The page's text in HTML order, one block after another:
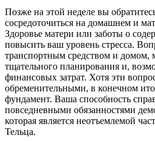
Позже на этой неделе вы
сосредоточиться на домашнем и
Здоровье матери или заботы о
повысить ваш уровень стресса.
транспортным средством и домом,
тщательного планирования и,
финансовых затрат. Хотя эти
обременительными, в конечном
фундамент. Ваша способность
повседневными обязанностями
которая является неотъемлемой
Тельца.